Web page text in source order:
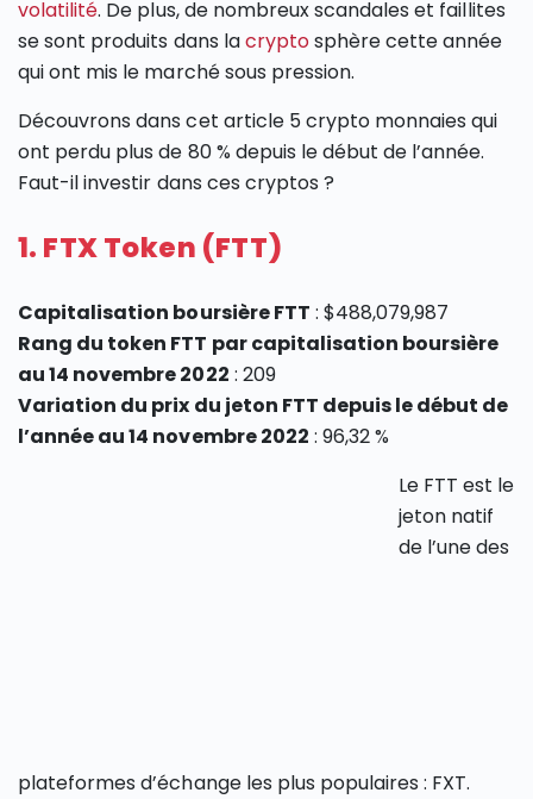
volatilité. De plus, de nombreux scandales et faillites
se sont produits dans lacryptosphère cette année
qui ont mis le marché sous pression.
Découvrons dans cet article 5 crypto monnaies qui
ont perdu plus de 80 % depuis le début de l’année.
Faut-il investir dans ces cryptos ?
1. FTX Token (FTT)
Capitalisation boursière FTT : $488,079,987
Rang du token FTT par capitalisation boursière
au 14 novembre 2022 : 209
Variation du prix du jeton FTT depuis le début de
l’année au 14 novembre 2022 : 96,32 %
Le FTT est le
jeton natif
de l’une des
plateformes d’échange les plus populaires : FXT.